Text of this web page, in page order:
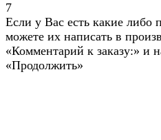
7
Если у Вас есть какие либо
можете их написать в
«Комментарий к заказу:» и
«Продолжить»